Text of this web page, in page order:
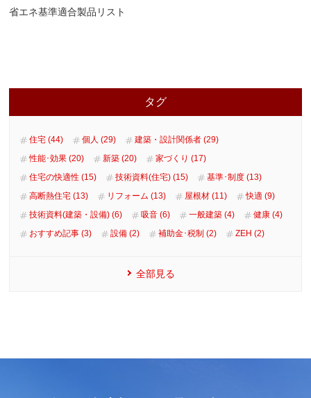
省エネ基準適合製品リスト
タグ
住宅 (44) 個人 (29)
建築・設計関係者 (29)
性能･効果 (20)
新築 (20)
家づくり (17)
住宅の快適性 (15)
技術資料(住宅) (15)
基準･制度 (13)
高断熱住宅 (13)
リフォーム (13) 屋根材 (11)
快適 (9)
技術資料(建築・設備) (6)
吸音 (6) 一般建築 (4)
健康 (4)
おすすめ記事 (3)
設備 (2) 補助金･税制 (2) ZEH (2)
全部見る